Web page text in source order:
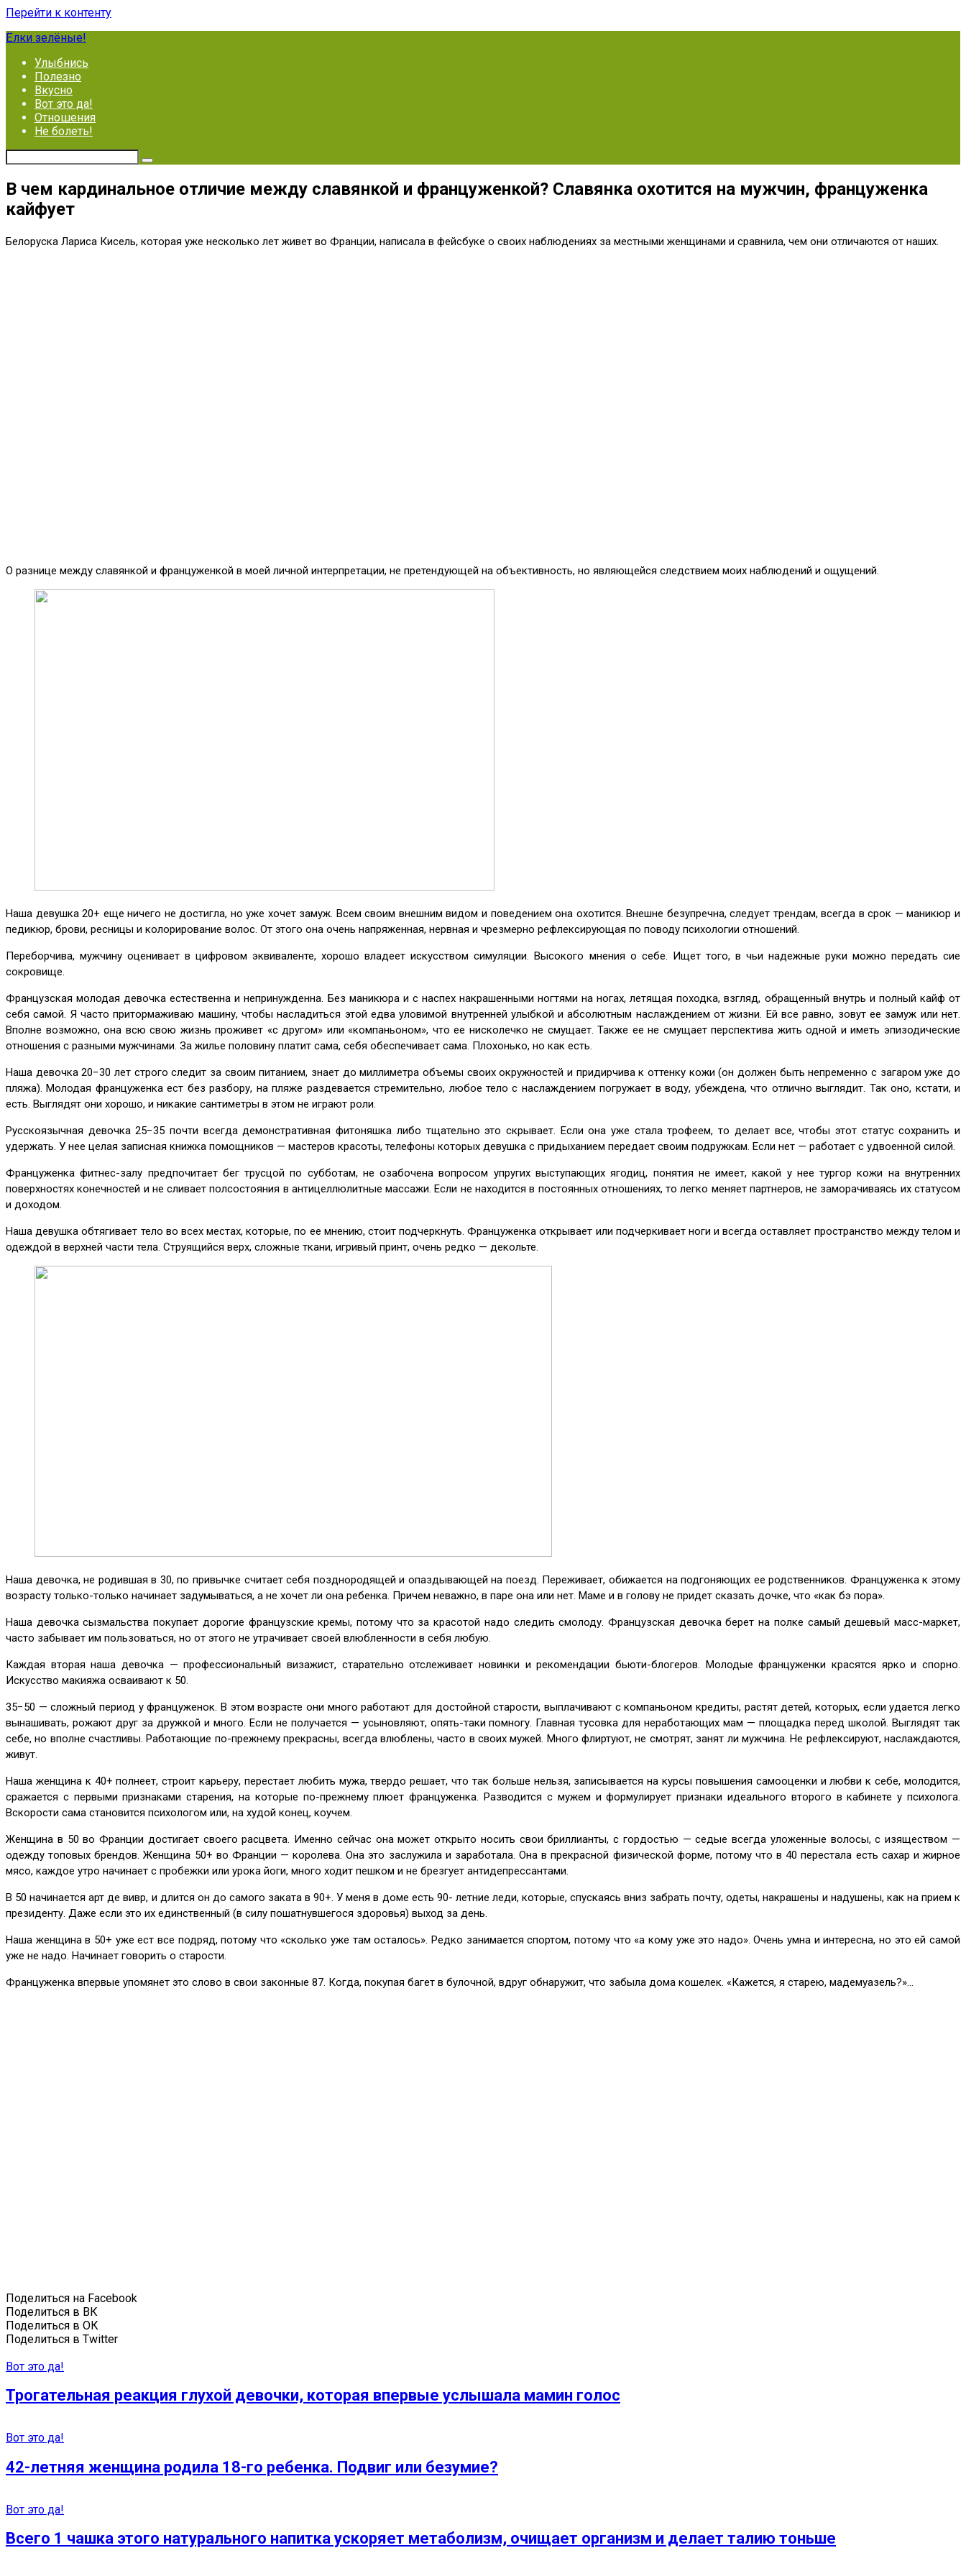
Перейти к контенту
Ёлки зелёные!
Улыбнись
Полезно
Вкусно
Вот это да!
Отношения
Не болеть!
В чем кардинальное отличие между славянкой и француженкой? Славянка охотится на мужчин, француженка
кайфует
Белоруска Лариса Кисель, которая уже несколько лет живет во Франции, написала в фейсбуке о своих наблюдениях за местными женщинами и сравнила, чем они отличаются от наших.
О разнице между славянкой и француженкой в моей личной интерпретации, не претендующей на объективность, но являющейся следствием моих наблюдений и ощущений.
Наша девушка 20+ еще ничего не достигла, но уже хочет замуж. Всем своим внешним видом и поведением она охотится. Внешне безупречна, следует трендам, всегда в срок — маникюр и
педикюр, брови, ресницы и колорирование волос. От этого она очень напряженная, нервная и чрезмерно рефлексирующая по поводу психологии отношений.
Переборчива, мужчину оценивает в цифровом эквиваленте, хорошо владеет искусством симуляции. Высокого мнения о себе. Ищет того, в чьи надежные руки можно передать сие
сокровище.
Французская молодая девочка естественна и непринужденна. Без маникюра и с наспех накрашенными ногтями на ногах, летящая походка, взгляд, обращенный внутрь и полный кайф от
себя самой. Я часто притормаживаю машину, чтобы насладиться этой едва уловимой внутренней улыбкой и абсолютным наслаждением от жизни. Ей все равно, зовут ее замуж или нет.
Вполне возможно, она всю свою жизнь проживет «с другом» или «компаньоном», что ее нисколечко не смущает. Также ее не смущает перспектива жить одной и иметь эпизодические
отношения с разными мужчинами. За жилье половину платит сама, себя обеспечивает сама. Плохонько, но как есть.
Наша девочка 20−30 лет строго следит за своим питанием, знает до миллиметра объемы своих окружностей и придирчива к оттенку кожи (он должен быть непременно с загаром уже до
пляжа). Молодая француженка ест без разбору, на пляже раздевается стремительно, любое тело с наслаждением погружает в воду, убеждена, что отлично выглядит. Так оно, кстати, и
есть. Выглядят они хорошо, и никакие сантиметры в этом не играют роли.
Русскоязычная девочка 25−35 почти всегда демонстративная фитоняшка либо тщательно это скрывает. Если она уже стала трофеем, то делает все, чтобы этот статус сохранить и
удержать. У нее целая записная книжка помощников — мастеров красоты, телефоны которых девушка с придыханием передает своим подружкам. Если нет — работает с удвоенной силой.
Француженка фитнес-залу предпочитает бег трусцой по субботам, не озабочена вопросом упругих выступающих ягодиц, понятия не имеет, какой у нее тургор кожи на внутренних
поверхностях конечностей и не сливает полсостояния в антицеллюлитные массажи. Если не находится в постоянных отношениях, то легко меняет партнеров, не заморачиваясь их статусом
и доходом.
Наша девушка обтягивает тело во всех местах, которые, по ее мнению, стоит подчеркнуть. Француженка открывает или подчеркивает ноги и всегда оставляет пространство между телом и
одеждой в верхней части тела. Струящийся верх, сложные ткани, игривый принт, очень редко — декольте.
Наша девочка, не родившая в 30, по привычке считает себя позднородящей и опаздывающей на поезд. Переживает, обижается на подгоняющих ее родственников. Француженка к этому
возрасту только-только начинает задумываться, а не хочет ли она ребенка. Причем неважно, в паре она или нет. Маме и в голову не придет сказать дочке, что «как бэ пора».
Наша девочка сызмальства покупает дорогие французские кремы, потому что за красотой надо следить смолоду. Французская девочка берет на полке самый дешевый масс-маркет,
часто забывает им пользоваться, но от этого не утрачивает своей влюбленности в себя любую.
Каждая вторая наша девочка — профессиональный визажист, старательно отслеживает новинки и рекомендации бьюти-блогеров. Молодые француженки красятся ярко и спорно.
Искусство макияжа осваивают к 50.
35−50 — сложный период у француженок. В этом возрасте они много работают для достойной старости, выплачивают с компаньоном кредиты, растят детей, которых, если удается легко
вынашивать, рожают друг за дружкой и много. Если не получается — усыновляют, опять-таки помногу. Главная тусовка для неработающих мам — площадка перед школой. Выглядят так
себе, но вполне счастливы. Работающие по-прежнему прекрасны, всегда влюблены, часто в своих мужей. Много флиртуют, не смотрят, занят ли мужчина. Не рефлексируют, наслаждаются,
живут.
Наша женщина к 40+ полнеет, строит карьеру, перестает любить мужа, твердо решает, что так больше нельзя, записывается на курсы повышения самооценки и любви к себе, молодится,
сражается с первыми признаками старения, на которые по-прежнему плюет француженка. Разводится с мужем и формулирует признаки идеального второго в кабинете у психолога.
Вскорости сама становится психологом или, на худой конец, коучем.
Женщина в 50 во Франции достигает своего расцвета. Именно сейчас она может открыто носить свои бриллианты, с гордостью — седые всегда уложенные волосы, с изяществом —
одежду топовых брендов. Женщина 50+ во Франции — королева. Она это заслужила и заработала. Она в прекрасной физической форме, потому что в 40 перестала есть сахар и жирное
мясо, каждое утро начинает с пробежки или урока йоги, много ходит пешком и не брезгует антидепрессантами.
В 50 начинается арт де вивр, и длится он до самого заката в 90+. У меня в доме есть 90- летние леди, которые, спускаясь вниз забрать почту, одеты, накрашены и надушены, как на прием к
президенту. Даже если это их единственный (в силу пошатнувшегося здоровья) выход за день.
Наша женщина в 50+ уже ест все подряд, потому что «сколько уже там осталось». Редко занимается спортом, потому что «а кому уже это надо». Очень умна и интересна, но это ей самой
уже не надо. Начинает говорить о старости.
Француженка впервые упомянет это слово в свои законные 87. Когда, покупая багет в булочной, вдруг обнаружит, что забыла дома кошелек. «Кажется, я старею, мадемуазель?»…
Поделиться на Facebook
Поделиться в ВК
Поделиться в ОК
Поделиться в Twitter
Вот это да!
Трогательная реакция глухой девочки, которая впервые услышала мамин голос
Вот это да!
42-летняя женщина родила 18-го ребенка. Подвиг или безумие?
Вот это да!
Всего 1 чашка этого натурального напитка ускоряет метаболизм, очищает организм и делает талию тоньше